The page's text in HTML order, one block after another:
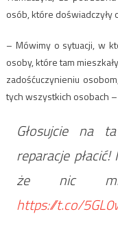
osób, które
– Mówimy o sytuacji, w
osoby, które tam
zadośćuczynieniu
tych wszystkich osobach –
Głosujcie na
reparacje
że nic
https://t.co/